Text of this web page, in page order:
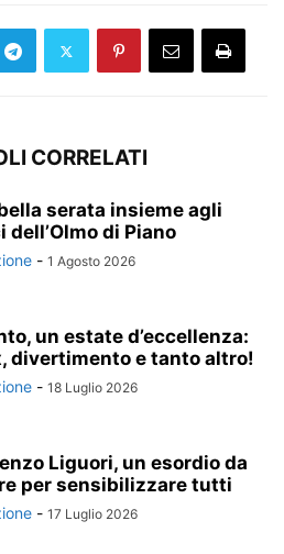
CORRELATI
serata insieme agli
dell’Olmo di Piano
- 1 Agosto 2026
un estate d’eccellenza:
divertimento e tanto altro!
- 18 Luglio 2026
Liguori, un esordio da
per sensibilizzare tutti
- 17 Luglio 2026